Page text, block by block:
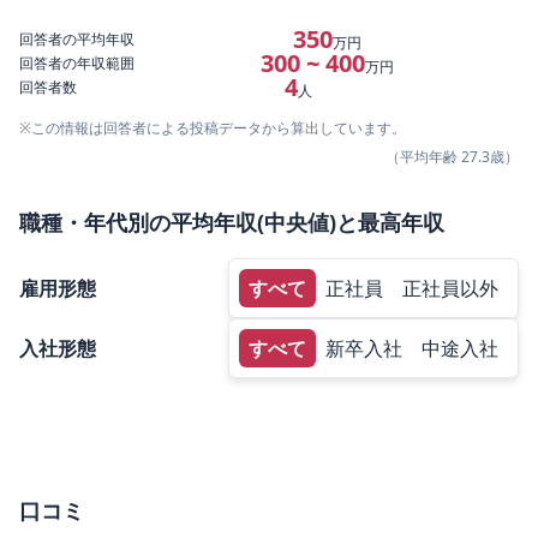
回答者の平均年収 350万円
回答者の年収範囲
300 ~ 400万円
回答者数
4人
※この情報は回答者による投稿データから算出しています。
（平均年齢27.3歳）
職種・年代別の平均年収(中央値)と最高年収
雇用形態 すべて 正社員 正社員以外
入社形態 すべて 新卒入社 中途入社
口コミ